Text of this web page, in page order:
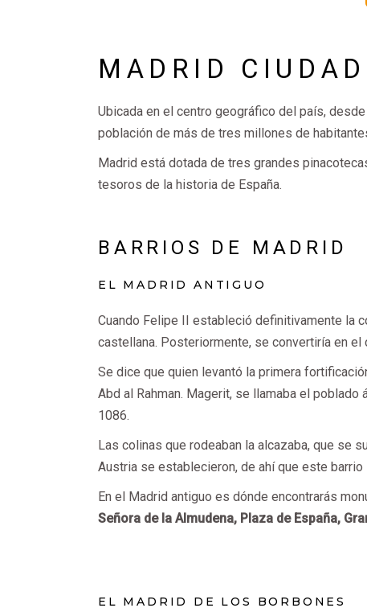
MADRID CIUDAD
Ubicada en el centro geográfico del país,
población de más de tres millones de
Madrid está dotada de tres grandes
tesoros de la historia de España.
BARRIOS DE MADRID
EL MADRID ANTIGUO
Cuando Felipe II estableció definitivamente la
castellana. Posteriormente, se convertiría en
Se dice que quien levantó la primera
Abd al Rahman. Magerit, se llamaba el
1086.
Las colinas que rodeaban la alcazaba, que se
Austria se establecieron, de ahí que este
En el Madrid antiguo es dónde encontrarás
Señora de la Almudena, Plaza de España,
EL MADRID DE LOS BORBONES